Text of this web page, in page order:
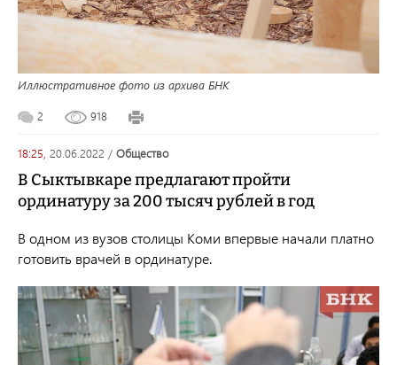
Иллюстративное фото из архива БНК
2 918
18:25, 20.06.2022 / общество
В Сыктывкаре предлагают пройти
ординатуру за 200 тысяч рублей в год
В одном из вузов столицы Коми впервые начали платно
готовить врачей в ординатуре.